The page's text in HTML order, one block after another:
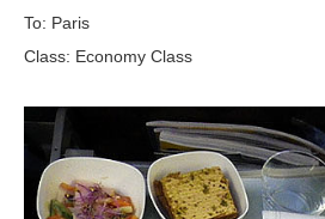
To: Paris
Class: Economy Class